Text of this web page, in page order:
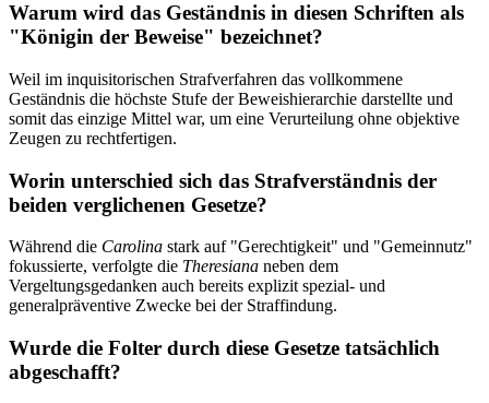
Warum wird das Geständnis in diesen Schriften als
"Königin der Beweise" bezeichnet?
Weil im inquisitorischen Strafverfahren das vollkommene
Geständnis die höchste Stufe der Beweishierarchie darstellte und
somit das einzige Mittel war, um eine Verurteilung ohne objektive
Zeugen zu rechtfertigen.
Worin unterschied sich das Strafverständnis der
beiden verglichenen Gesetze?
Während die Carolina stark auf "Gerechtigkeit" und "Gemeinnutz"
fokussierte, verfolgte die Theresiana neben dem
Vergeltungsgedanken auch bereits explizit spezial- und
generalpräventive Zwecke bei der Straffindung.
Wurde die Folter durch diese Gesetze tatsächlich
abgeschafft?